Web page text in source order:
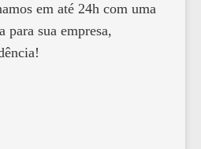
em até 24h com uma
para sua empresa,